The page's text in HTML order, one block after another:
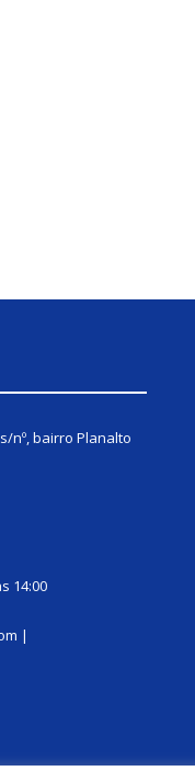
nº, bairro Planalto
14:00
|